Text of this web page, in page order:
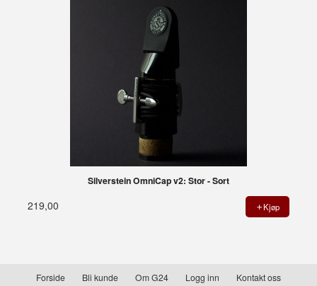
Silverstein OmniCap v2: Stor - Sort
219,00 Kjøp
Forside Bli kunde Om G24 Logg inn Kontakt oss